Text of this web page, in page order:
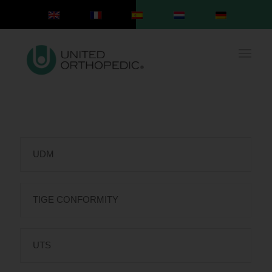
UDM
TIGE CONFORMITY
UTS